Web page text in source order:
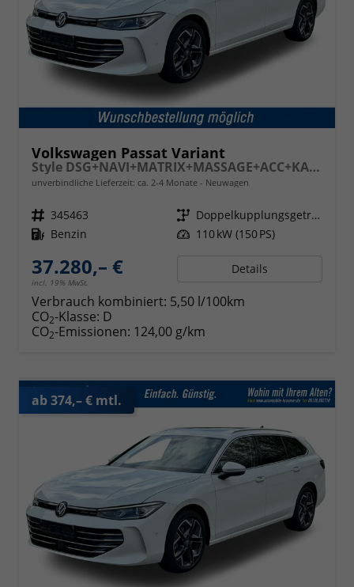
Volkswagen Passat Variant
Style DSG+NAVI+MATRIX+MASSAGE+ACC+KAMERA
unverbindliche Lieferzeit: ca. 2-4 Monate Neuwagen
Fahrzeugnr. 345463 Getriebe
Doppelkupplungsgetriebe (DSG)
Kraftstoff Benzin Leistung 110 kW (150 PS)
37.280,– €
incl. 19% MwSt.
Details
Verbrauch kombiniert: 5,50 l/100km
CO2-Klasse: D
CO2-Emissionen: 124,00 g/km
ab 374,– € mtl.